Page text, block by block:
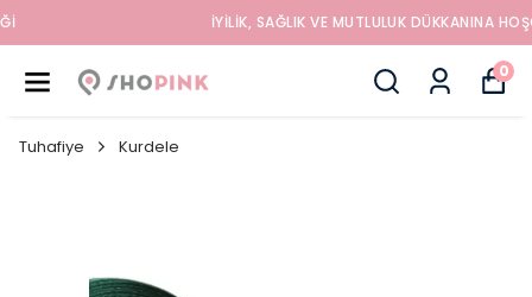
İYILIK, SAĞLIK VE MUTLULUK DÜKKANINA HOŞGELDINIZ
0
Tuhafiye Kurdele